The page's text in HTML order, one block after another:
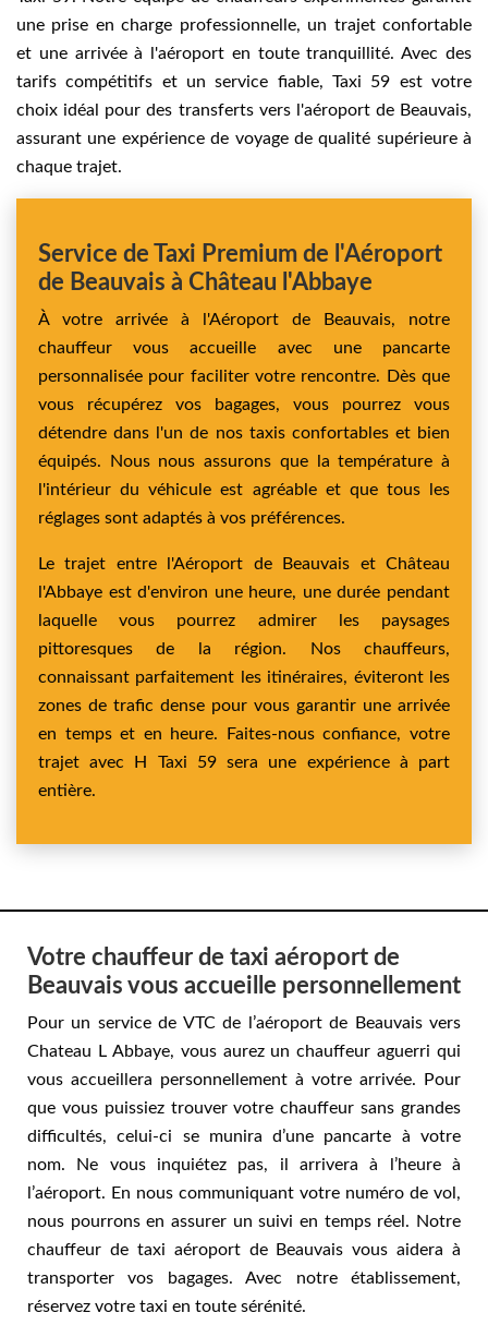
une prise en charge professionnelle, un trajet confortable
et une arrivée à l'aéroport en toute tranquillité. Avec des
tarifs compétitifs et un service fiable, Taxi 59 est votre
choix idéal pour des transferts vers l'aéroport de Beauvais,
assurant une expérience de voyage de qualité supérieure à
chaque trajet.
Service de Taxi Premium de l'Aéroport
de Beauvais à Château l'Abbaye
À votre arrivée à l'Aéroport de Beauvais, notre
chauffeur vous accueille avec une pancarte
personnalisée pour faciliter votre rencontre. Dès que
vous récupérez vos bagages, vous pourrez vous
détendre dans l'un de nos taxis confortables et bien
équipés. Nous nous assurons que la température à
l'intérieur du véhicule est agréable et que tous les
réglages sont adaptés à vos préférences.
Le trajet entre l'Aéroport de Beauvais et Château
l'Abbaye est d'environ une heure, une durée pendant
laquelle vous pourrez admirer les paysages
pittoresques de la région. Nos chauffeurs,
connaissant parfaitement les itinéraires, éviteront les
zones de trafic dense pour vous garantir une arrivée
en temps et en heure. Faites-nous confiance, votre
trajet avec H Taxi 59 sera une expérience à part
entière.
Votre chauffeur de taxi aéroport de
Beauvais vous accueille personnellement
Pour un service de VTC de l’aéroport de Beauvais vers
Chateau L Abbaye, vous aurez un chauffeur aguerri qui
vous accueillera personnellement à votre arrivée. Pour
que vous puissiez trouver votre chauffeur sans grandes
difficultés, celui-ci se munira d’une pancarte à votre
nom. Ne vous inquiétez pas, il arrivera à l’heure à
l’aéroport. En nous communiquant votre numéro de vol,
nous pourrons en assurer un suivi en temps réel. Notre
chauffeur de taxi aéroport de Beauvais vous aidera à
transporter vos bagages. Avec notre établissement,
réservez votre taxi en toute sérénité.